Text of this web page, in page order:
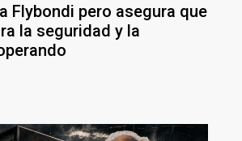
Flybondi pero asegura que
la seguridad y la